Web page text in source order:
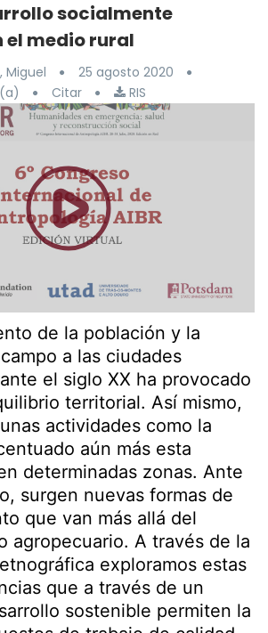
socialmente
el medio rural
Miguel
25 agosto 2020
Citar RIS
de la población y la
a las ciudades
el siglo XX ha provocado
territorial. Así mismo,
actividades como la
aún más esta
determinadas zonas. Ante
surgen nuevas formas de
que van más allá del
agropecuario. A través de la
exploramos estas
que a través de un
sostenible permiten la